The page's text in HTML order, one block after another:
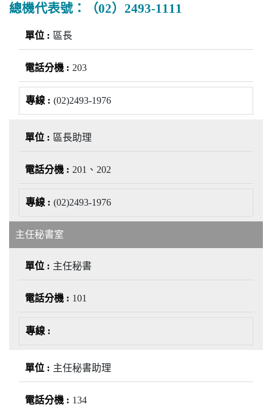
總機代表號：（02）2493-1111
區長
203
(02)2493-1976
區長助理
201、202
(02)2493-1976
主任秘書室
主任秘書
101
主任秘書助理
134